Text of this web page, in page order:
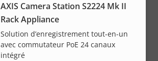
AXIS Camera Station S2224 Mk II
Rack Appliance
Solution d’enregistrement tout-en-un
avec commutateur PoE 24 canaux
intégré